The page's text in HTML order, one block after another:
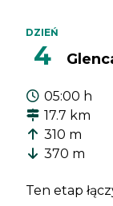
DZIEŃ
4
05:00 h
17.7 km
310 m
370 m
Ten etap